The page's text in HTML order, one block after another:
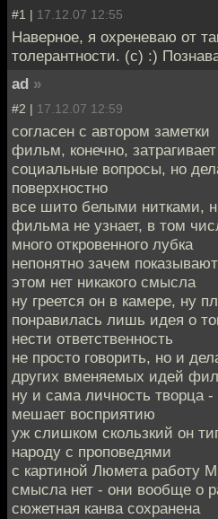
#1 | 17.12.07 12:55
Наверное, я охреневаю от
толерантности. (с) :)
ad »
#2 | 17.12.07 12:59
согласен с автором заметки
фильм, конечно,
социальные вопросы, но
поверхностно
все шито белыми нитками,
фильма не узнает, в том
много откровенного лубка
непонятно зачем
этом нет никакого смысла
ну греется он в камере, ну
понравилась лишь идея о
нести ответственность
не просто говорить, но и
других вменяемых идей
ну и сама личность творца
мешает восприятию
уж слишком скользкий он
народу с проповедями
с картиной Люмета работу
смысла нет - они вообще о
сюжетная канва сохранена